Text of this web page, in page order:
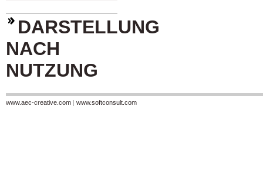
DARSTELLUNG
NACH
NUTZUNG
www.aec-creative.com | www.softconsult.com